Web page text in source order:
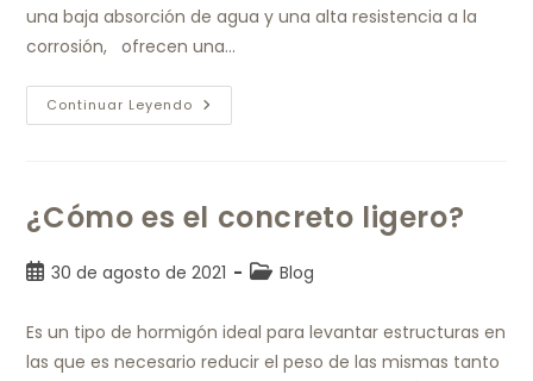
una baja absorción de agua y una alta resistencia a la
corrosión, ofrecen una…
Continuar Leyendo
¿Cómo es el concreto ligero?
30 de agosto de 2021 Blog
Es un tipo de hormigón ideal para levantar estructuras en
las que es necesario reducir el peso de las mismas tanto